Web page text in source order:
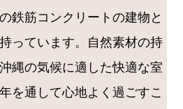
鉄筋コンクリートの建物と
っています。自然素材の持
縄の気候に適した快適な室
を通して心地よく過ごすこ